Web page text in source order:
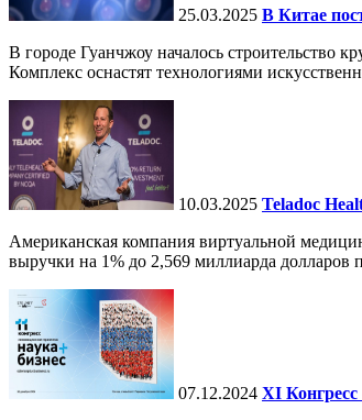
25.03.2025 В Китае
В городе Гуанчжоу началось строительство
Комплекс оснастят технологиями
10.03.2025 Teladoc
Американская компания виртуальной
выручки на 1% до 2,569 миллиарда долларов
07.12.2024 ХI Конгресс